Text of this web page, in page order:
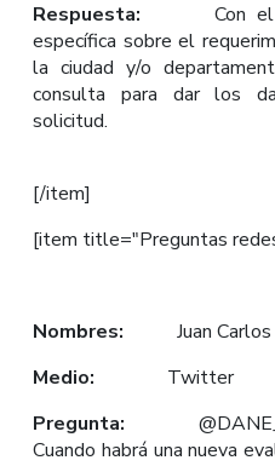
Respuesta: Con el fin
específica sobre el
la ciudad y/o
consulta para dar los
solicitud.
[/item]
[item title="Preguntas
Nombres:
Juan
Medio: Twitter
Pregunta:
Cuando habrá una nueva